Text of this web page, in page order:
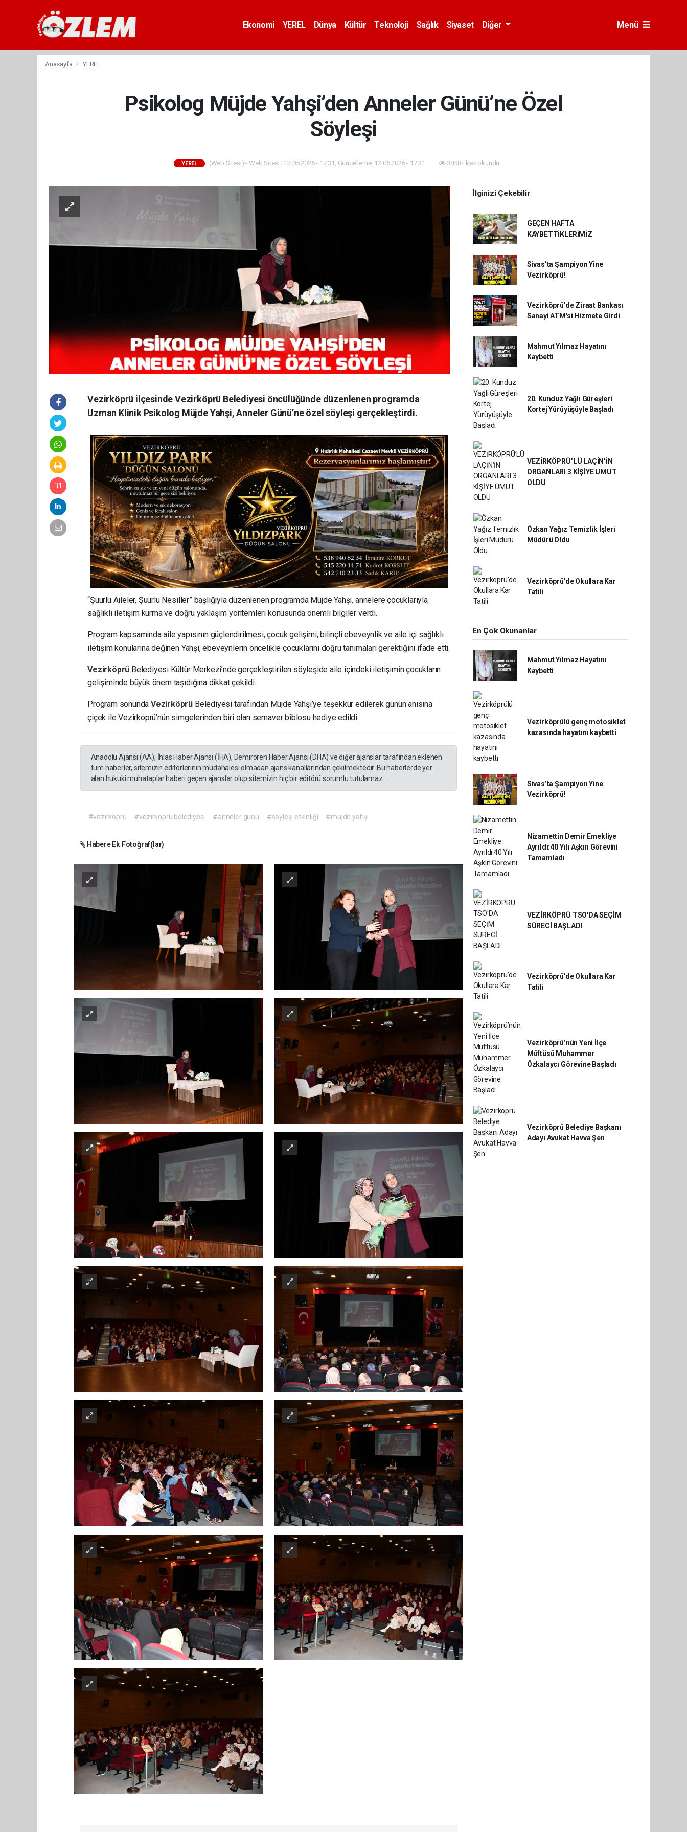
Ekonomi YEREL Dünya Kültür Teknoloji Sağlık Siyaset Diğer Menü
Anasayfa YEREL
Psikolog Müjde Yahşi’den Anneler Günü’ne Özel
Söyleşi
YEREL (Web Sitesi) - Web Sitesi | 12.05.2026 - 17:31, Güncelleme: 12.05.2026 - 17:31 3858+ kez okundu.
Vezirköprü ilçesinde Vezirköprü Belediyesi öncülüğünde düzenlenen programda
Uzman Klinik Psikolog Müjde Yahşi, Anneler Günü’ne özel söyleşi gerçekleştirdi.
“Şuurlu Aileler, Şuurlu Nesiller” başlığıyla düzenlenen programda Müjde Yahşi, annelere çocuklarıyla
sağlıklı iletişim kurma ve doğru yaklaşım yöntemleri konusunda önemli bilgiler verdi.
Program kapsamında aile yapısının güçlendirilmesi, çocuk gelişimi, bilinçli ebeveynlik ve aile içi sağlıklı
iletişim konularına değinen Yahşi, ebeveynlerin öncelikle çocuklarını doğru tanımaları gerektiğini ifade etti.
Vezirköprü Belediyesi Kültür Merkezi’nde gerçekleştirilen söyleşide aile içindeki iletişimin çocukların
gelişiminde büyük önem taşıdığına dikkat çekildi.
Program sonundaVezirköprü Belediyesi tarafından Müjde Yahşi’ye teşekkür edilerek günün anısına
çiçek ile Vezirköprü’nün simgelerinden biri olan semaver biblosu hediye edildi.
Anadolu Ajansı (AA), İhlas Haber Ajansı (İHA), Demirören Haber Ajansı (DHA) ve diğer ajanslar tarafından eklenen
tüm haberler, sitemizin editörlerinin müdahalesi olmadan ajans kanallarından çekilmektedir. Bu haberlerde yer
alan hukuki muhataplar haberi geçen ajanslar olup sitemizin hiç bir editörü sorumlu tutulamaz...
#vezirköprü #vezirköprü belediyesi #anneler günü #söyleşi etkinliği #müjde yahşi
Habere Ek Fotoğraf(lar)
İlginizi Çekebilir
GEÇEN HAFTA
KAYBETTİKLERİMİZ
Sivas’ta Şampiyon Yine
Vezirköprü!
Vezirköprü’de Ziraat Bankası
Sanayi ATM'si Hizmete Girdi
Mahmut Yılmaz Hayatını
Kaybetti
20. Kunduz Yağlı Güreşleri
Kortej Yürüyüşüyle Başladı
VEZİRKÖPRÜ’LÜ LAÇİN’İN
ORGANLARI 3 KİŞİYE UMUT
OLDU
Özkan Yağız Temizlik İşleri
Müdürü Oldu
Vezirköprü'de Okullara Kar
Tatili
En Çok Okunanlar
Mahmut Yılmaz Hayatını
Kaybetti
Vezirköprülü genç motosiklet
kazasında hayatını kaybetti
Sivas’ta Şampiyon Yine
Vezirköprü!
Nizamettin Demir Emekliye
Ayrıldı:40 Yılı Aşkın Görevini
Tamamladı
VEZİRKÖPRÜ TSO'DA SEÇİM
SÜRECİ BAŞLADI
Vezirköprü'de Okullara Kar
Tatili
Vezirköprü’nün Yeni İlçe
Müftüsü Muhammer
Özkalaycı Görevine Başladı
Vezirköprü Belediye Başkanı
Adayı Avukat Havva Şen